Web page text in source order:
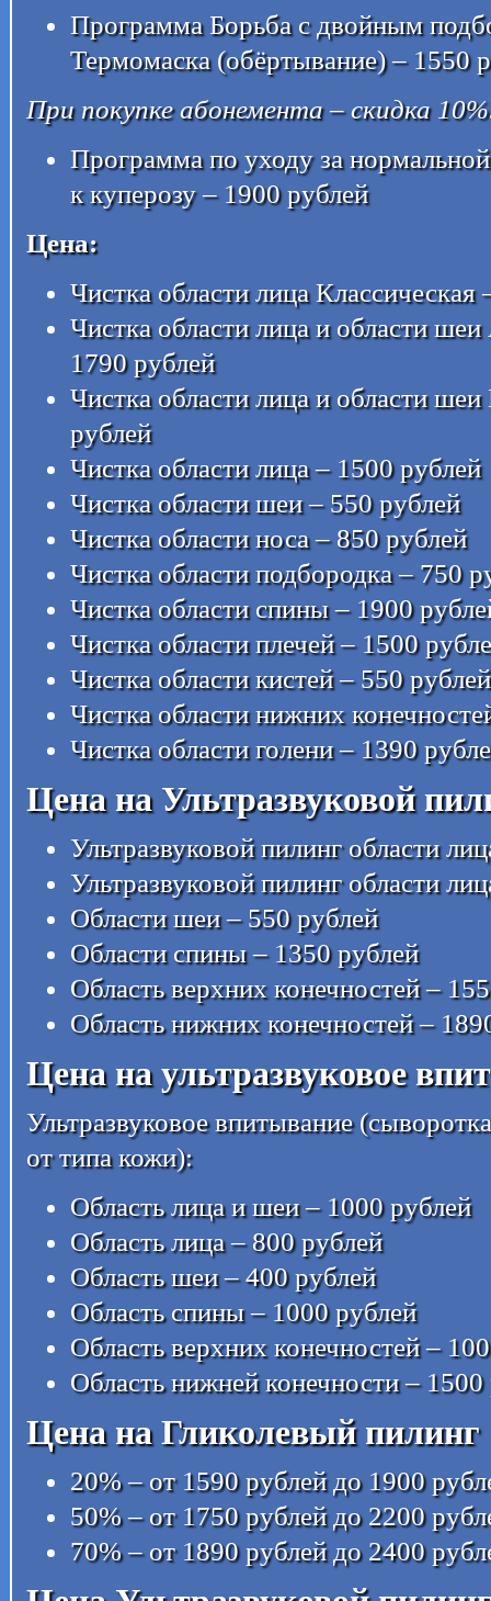
Программа Борьба с двойным
Термомаска (обёртывание) – 1550
При покупке абонемента – скидка
Программа по уходу за
к куперозу – 1900 рублей
Цена:
Чистка области лица Классическая
Чистка области лица и области
1790 рублей
Чистка области лица и области
рублей
Чистка области лица – 1500 рублей
Чистка области шеи – 550 рублей
Чистка области носа – 850 рублей
Чистка области подбородка – 750
Чистка области спины – 1900
Чистка области плечей – 1500
Чистка области кистей – 550 рублей
Чистка области нижних
Чистка области голени – 1390
Цена на Ультразвуковой
Ультразвуковой пилинг области
Ультразвуковой пилинг области
Области шеи – 550 рублей
Области спины – 1350 рублей
Область верхних конечностей –
Область нижних конечностей –
Цена на ультразвуковое
Ультразвуковое впитывание
от типа кожи):
Область лица и шеи – 1000 рублей
Область лица – 800 рублей
Область шеи – 400 рублей
Область спины – 1000 рублей
Область верхних конечностей –
Область нижней конечности – 1500
Цена на Гликолевый пилинг
20% – от 1590 рублей до 1900
50% – от 1750 рублей до 2200
70% – от 1890 рублей до 2400